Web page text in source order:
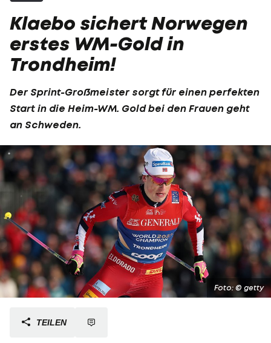
Klaebo sichert Norwegen
erstes WM-Gold in
Trondheim!
Der Sprint-Großmeister sorgt für einen perfekten
Start in die Heim-WM. Gold bei den Frauen geht
an Schweden.
Foto: © getty
TEILEN